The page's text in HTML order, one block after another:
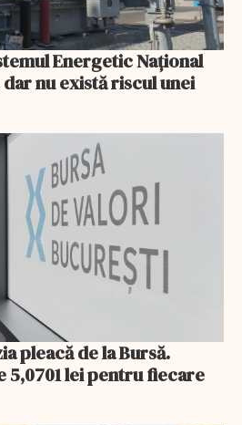
Energetic Național
nu există riscul unei
pleacă de la Bursă.
lei pentru fiecare